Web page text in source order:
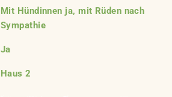
Mit Hündinnen ja, mit Rüden nach
Sympathie
Ja
Haus 2